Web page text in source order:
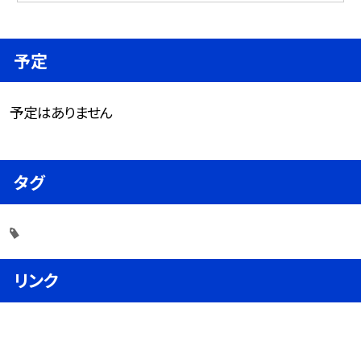
予定
予定はありません
タグ
リンク